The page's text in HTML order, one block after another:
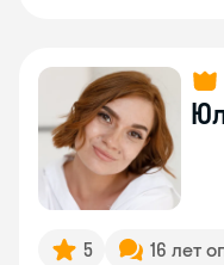
5 16 лет